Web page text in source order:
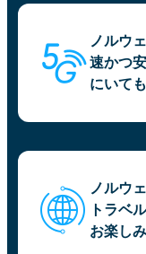
ノルウ
速かつ
にいて
ノルウ
トラベ
お楽し